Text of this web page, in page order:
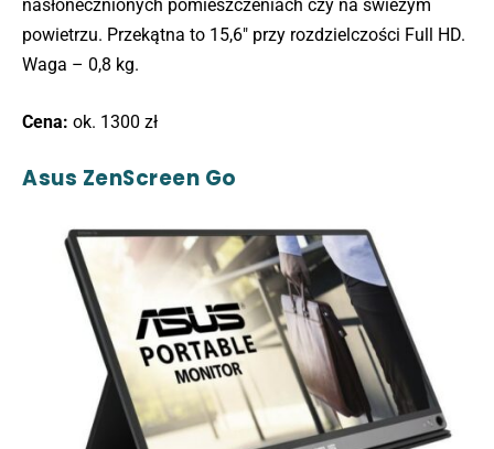
nasłonecznionych pomieszczeniach czy na świeżym
powietrzu. Przekątna to 15,6″ przy rozdzielczości Full HD.
Waga – 0,8 kg.
Cena: ok. 1300 zł
Asus ZenScreen Go